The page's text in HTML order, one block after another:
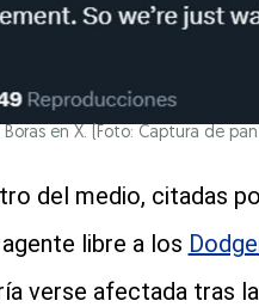
en X. (Foto: Captura de
del medio, citadas
libre a los
verse afectada tras